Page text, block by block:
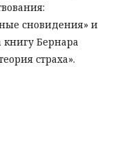
сновидения» и
Бернара
страха».